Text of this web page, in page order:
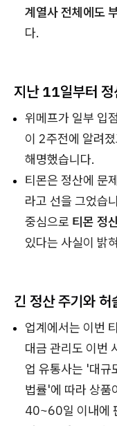
계열사 전체에도
다.
지난 11일부터 정
위메프가 일부 입
이 2주전에 알려
해명했습니다.
티몬은 정산에 문
라고 선을 그었습
중심으로 티몬 정
있다는 사실이 밝
긴 정산 주기와
업계에서는 이번
대금 관리도 이번
업 유통사는 '대규
법률'에 따라 상품
40~60일 이내에